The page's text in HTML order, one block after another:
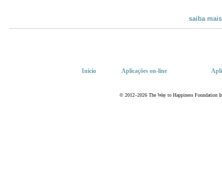
saiba
Início Aplicações on-line
© 2012–2026 The Way to Happiness Foundation